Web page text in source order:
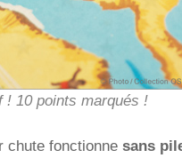
! 10 points marqués !
chute fonctionne sans